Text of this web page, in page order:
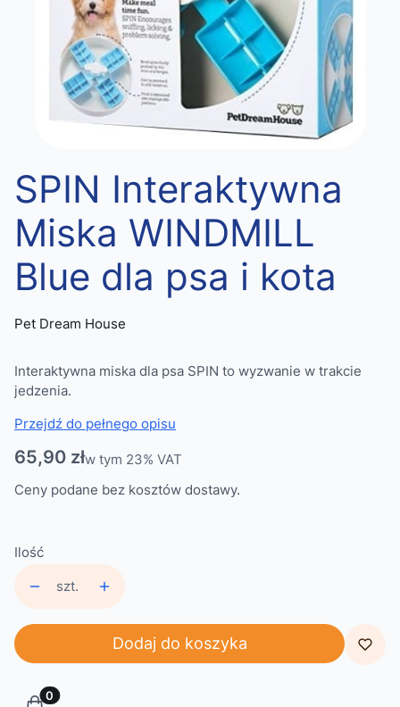
SPIN Interaktywna
Miska WINDMILL
Blue dla psa i kota
Pet Dream House
Interaktywna miska dla psa SPIN to wyzwanie w trakcie
jedzenia.
Przejdź do pełnego opisu
Cena
65,90 złw tym 23% VAT
w tym 23% VAT
Ceny podane bez kosztów dostawy.
Ilość
szt.
Dodaj do koszyka
Produkty w koszyku: 0. Zobacz szczegóły